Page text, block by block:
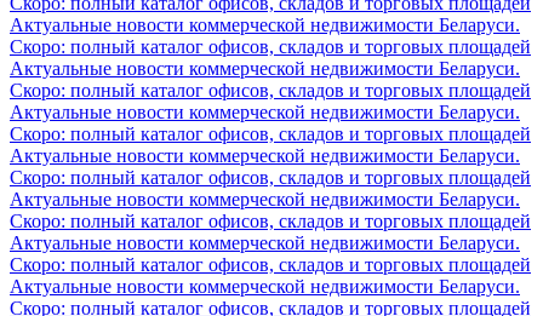
Актуальные новости коммерческой недвижимости Беларуси.
Скоро: полный каталог офисов, складов и торговых площадей
Актуальные новости коммерческой недвижимости Беларуси.
Скоро: полный каталог офисов, складов и торговых площадей
Актуальные новости коммерческой недвижимости Беларуси.
Скоро: полный каталог офисов, складов и торговых площадей
Актуальные новости коммерческой недвижимости Беларуси.
Скоро: полный каталог офисов, складов и торговых площадей
Актуальные новости коммерческой недвижимости Беларуси.
Скоро: полный каталог офисов, складов и торговых площадей
Актуальные новости коммерческой недвижимости Беларуси.
Скоро: полный каталог офисов, складов и торговых площадей
Актуальные новости коммерческой недвижимости Беларуси.
Скоро: полный каталог офисов, складов и торговых площадей